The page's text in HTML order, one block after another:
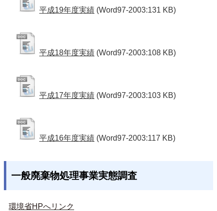
平成19年度実績 (Word97-2003:131 KB)
平成18年度実績 (Word97-2003:108 KB)
平成17年度実績 (Word97-2003:103 KB)
平成16年度実績 (Word97-2003:117 KB)
一般廃棄物処理事業実態調査
環境省HPへリンク